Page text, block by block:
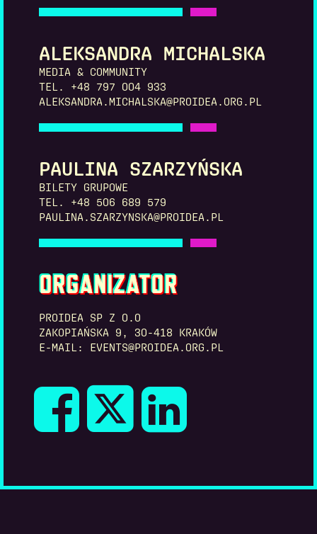
ALEKSANDRA MICHALSKA
MEDIA & COMMUNITY
TEL. +48 797 004 933
ALEKSANDRA.MICHALSKA@PROIDEA.ORG.PL
PAULINA SZARZYŃSKA
BILETY GRUPOWE
TEL. +48 506 689 579
PAULINA.SZARZYNSKA@PROIDEA.PL
ORGANIZATOR
PROIDEA SP Z O.O
ZAKOPIAŃSKA 9, 30-418 KRAKÓW
E-MAIL: EVENTS@PROIDEA.ORG.PL